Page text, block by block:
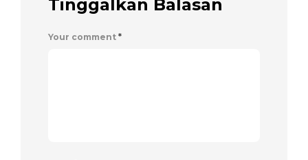
Tinggalkan Balasan
Your comment *